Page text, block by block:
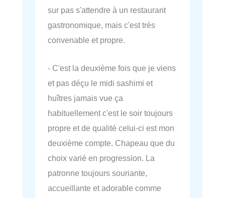
sur pas s'attendre à un restaurant
gastronomique, mais c'est très
convenable et propre.
- C'est la deuxième fois que je viens
et pas déçu le midi sashimi et
huîtres jamais vue ça
habituellement c'est le soir toujours
propre et de qualité celui-ci est mon
deuxième compte. Chapeau que du
choix varié en progression. La
patronne toujours souriante,
accueillante et adorable comme